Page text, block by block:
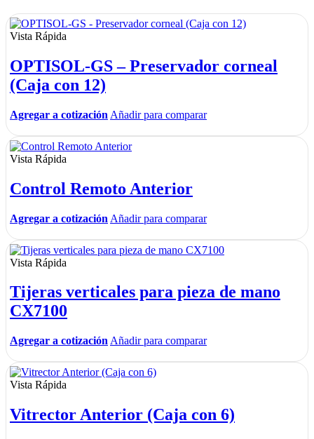
Vista Rápida
OPTISOL-GS – Preservador corneal
(Caja con 12)
Agregar a cotización Añadir para comparar
Vista Rápida
Control Remoto Anterior
Agregar a cotización Añadir para comparar
Vista Rápida
Tijeras verticales para pieza de mano
CX7100
Agregar a cotización Añadir para comparar
Vista Rápida
Vitrector Anterior (Caja con 6)